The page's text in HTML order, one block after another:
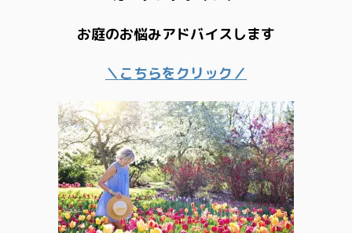
お庭のお悩みアドバイスします
＼こちらをクリック／